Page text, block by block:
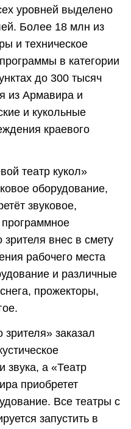
уровней выделено
Более 18 млн из
и техническое
в категории
до 300 тысяч
из Армавира и
и кукольные
краевого
театр кукол»
оборудование,
звуковое,
внес в смету
рабочего места
и различные
прожекторы,
зрителя» заказал
звука, а «Театр
приобретет
Все театры с
запустить в